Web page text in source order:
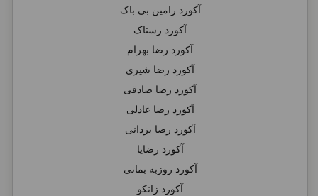
آکورد رامین بی باک
آکورد رستاک
آکورد رضا بهرام
آکورد رضا شیری
آکورد رضا صادقی
آکورد رضا عادلی
آکورد رضا یزدانی
آکورد رضایا
آکورد روزبه بمانی
آکورد زانکو